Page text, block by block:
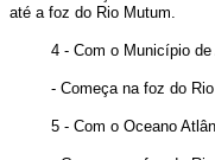
até a foz do Rio Mutum.
4 - Com o Município de
- Começa na foz do
5 - Com o Oceano